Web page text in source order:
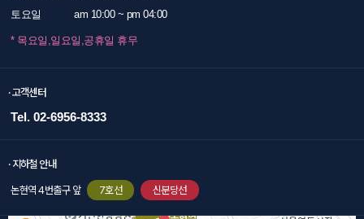
토요일
am 10:00 ~ pm 04:00
* 목요일,일요일,공휴일 휴무
· 고객센터
Tel. 02-6956-8333
· 지하철 안내
논현역 4번출구 앞 7호선 신분당선